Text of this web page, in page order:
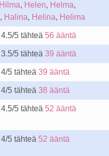
Hilma, Helen, Helma,
, Halina, Helina, Helima
4.5/5 tähteä 56 ääntä
3.5/5 tähteä 39 ääntä
4/5 tähteä 39 ääntä
4/5 tähteä 38 ääntä
4.5/5 tähteä 52 ääntä
4/5 tähteä 52 ääntä